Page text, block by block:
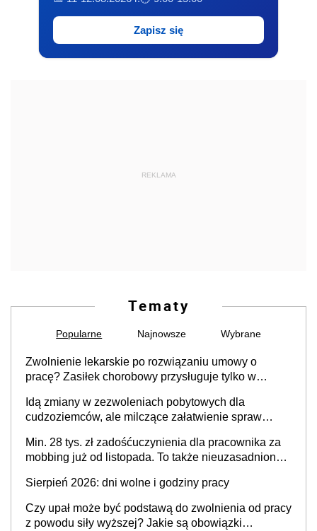
Zapisz się
REKLAMA
Tematy
Popularne Najnowsze Wybrane
Zwolnienie lekarskie po rozwiązaniu umowy o
pracę? Zasiłek chorobowy przysługuje tylko w
stosunku pracy
Idą zmiany w zezwoleniach pobytowych dla
cudzoziemców, ale milczące załatwienie spraw
Min. 28 tys. zł zadośćuczynienia dla pracownika za
mobbing już od listopada. To także nieuzasadniona
Sierpień 2026: dni wolne i godziny pracy
Czy upał może być podstawą do zwolnienia od pracy
z powodu siły wyższej? Jakie są obowiązki